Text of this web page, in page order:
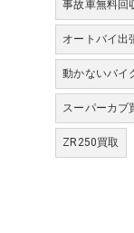
事故車無料回
オートバイ出
動かないバイ
スーパーカブ
ZR250買取